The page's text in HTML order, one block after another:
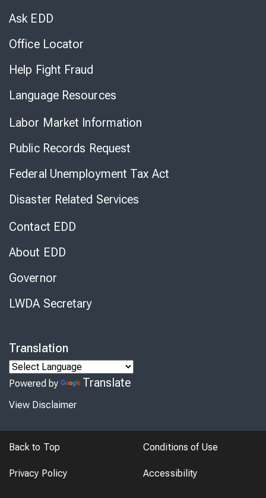
Ask EDD
Office Locator
Help Fight Fraud
Language Resources
Labor Market Information
Public Records Request
Federal Unemployment Tax Act
Disaster Related Services
Contact EDD
About EDD
Governor
LWDA Secretary
Translation
Powered by Translate
View Disclaimer
Back to Top Conditions of Use
Privacy Policy Accessibility